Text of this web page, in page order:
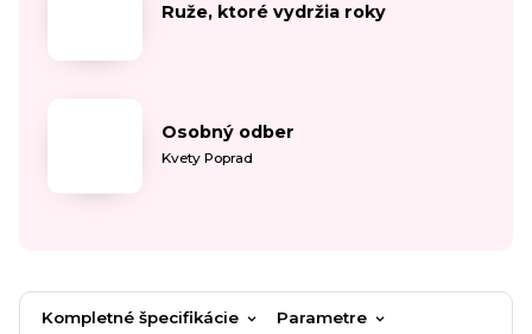
Ruže, ktoré vydržia roky
Osobný odber
Kvety Poprad
Kompletné špecifikácie Parametre